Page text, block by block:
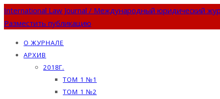
International Law Journal / Международный юридический
Разместить публикацию
О ЖУРНАЛЕ
АРХИВ
2018Г.
ТОМ 1 №1
ТОМ 1 №2